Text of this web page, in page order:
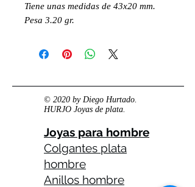
Tiene unas medidas de 43x20 mm.
Pesa 3.20 gr.
© 2020 by Diego Hurtado.
HURJO Joyas de plata.
Joyas para hombre
Colgantes plata
hombre
Anillos hombre